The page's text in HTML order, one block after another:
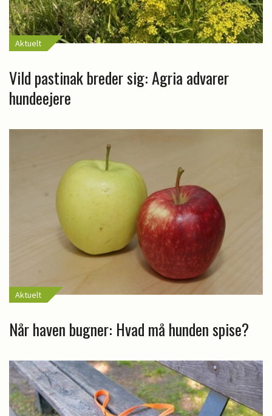
Aktuelt
Vild pastinak breder sig: Agria advarer
hundeejere
Aktuelt
Når haven bugner: Hvad må hunden spise?